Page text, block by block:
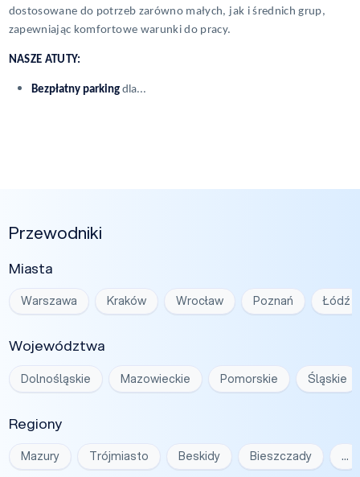
dostosowane do potrzeb zarówno małych, jak i średnich grup,
zapewniając komfortowe warunki do pracy.
NASZE ATUTY:
Bezpłatny parkingdla...
Przewodniki
Miasta
Warszawa Kraków Wrocław Poznań Łódź
Województwa
Dolnośląskie Mazowieckie Pomorskie Śląskie
Regiony
Mazury Trójmiasto Beskidy Bieszczady …